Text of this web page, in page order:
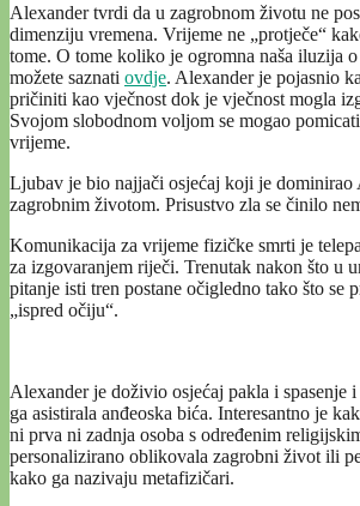
Alexander tvrdi da u zagrobnom životu ne
dimenziju vremena. Vrijeme ne „protječe“
tome. O tome koliko je ogromna naša iluzija
možete saznati ovdje. Alexander je pojasnio
pričiniti kao vječnost dok je vječnost mogla
Svojom slobodnom voljom se mogao
vrijeme.
Ljubav je bio najjači osjećaj koji je dominirao
zagrobnim životom. Prisustvo zla se činilo
Komunikacija za vrijeme fizičke smrti je
za izgovaranjem riječi. Trenutak nakon što u
pitanje isti tren postane očigledno tako što se
„ispred očiju“.
Alexander je doživio osjećaj pakla i spasenje
ga asistirala anđeoska bića. Interesantno je
ni prva ni zadnja osoba s određenim
personalizirano oblikovala zagrobni život ili
kako ga nazivaju metafizičari.